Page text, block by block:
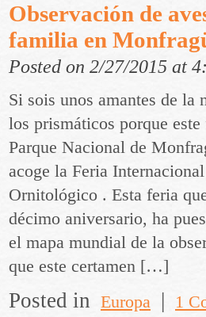
Observación de
familia en
Posted on 2/27/2015 at
Si sois unos amantes de la
los prismáticos porque
Parque Nacional de
acoge la Feria
Ornitológico . Esta feria
décimo aniversario, ha
el mapa mundial de la
que este certamen […]
Posted in Europa | 1